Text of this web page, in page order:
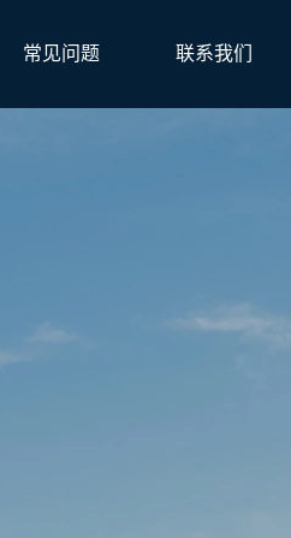
常见问题 联系我们